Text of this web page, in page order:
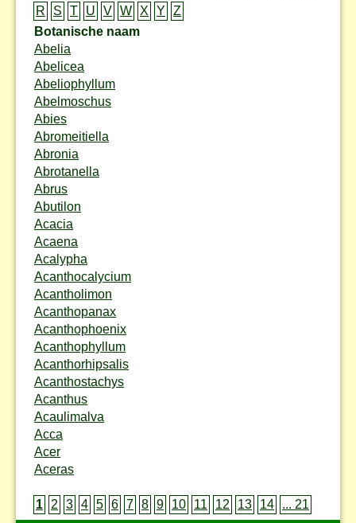
R
S T U V W X Y
Z
Botanische naam
Abelia
Abelicea
Abeliophyllum
Abelmoschus
Abies
Abromeitiella
Abronia
Abrotanella
Abrus
Abutilon
Acacia
Acaena
Acalypha
Acanthocalycium
Acantholimon
Acanthopanax
Acanthophoenix
Acanthophyllum
Acanthorhipsalis
Acanthostachys
Acanthus
Acaulimalva
Acca
Acer
Aceras
1 2 3 4 5 6 7 8 9 10 11 12 13 14 ... 21